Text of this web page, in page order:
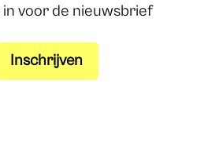
voor de nieuwsbrief
Inschrijven